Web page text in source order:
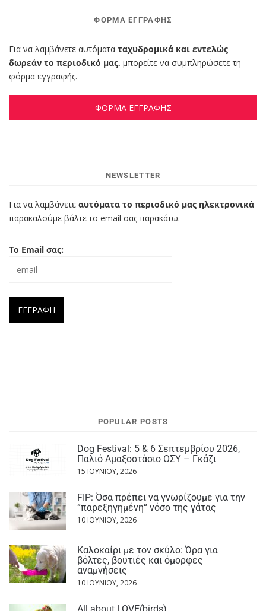
ΦΌΡΜΑ ΕΓΓΡΑΦΉΣ
Για να λαμβάνετε αυτόματα ταχυδρομικά και εντελώς
δωρεάν το περιοδικό μας, μπορείτε να συμπληρώσετε τη
φόρμα εγγραφής.
ΦΟΡΜΑ ΕΓΓΡΑΦΗΣ
NEWSLETTER
Για να λαμβάνετε αυτόματα το περιοδικό μας ηλεκτρονικά
παρακαλούμε βάλτε το email σας παρακάτω.
Το Email σας:
POPULAR POSTS
Dog Festival: 5 & 6 Σεπτεμβρίου 2026,
Παλιό Αμαξοστάσιο ΟΣΥ – Γκάζι
15 ΙΟΥΝΊΟΥ, 2026
FIP: Όσα πρέπει να γνωρίζουμε για την
“παρεξηγημένη“ νόσο της γάτας
10 ΙΟΥΝΊΟΥ, 2026
Καλοκαίρι με τον σκύλο: Ώρα για
βόλτες, βουτιές και όμορφες
αναμνήσεις
10 ΙΟΥΝΊΟΥ, 2026